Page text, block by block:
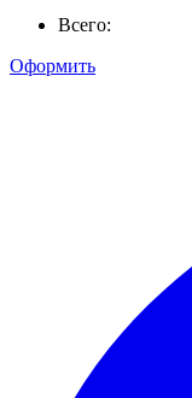
Всего:
Оформить